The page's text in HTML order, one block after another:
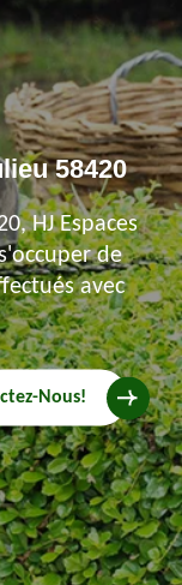
58420
HJ Espaces
de
avec
Nous!